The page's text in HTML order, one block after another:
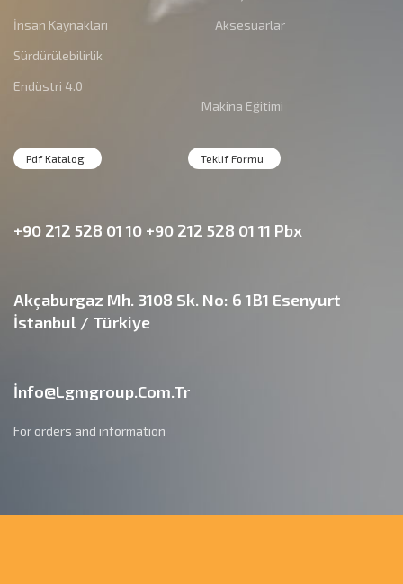
İnsan Kaynakları
Sürdürülebilirlik
Endüstri 4.0
Aksesuarlar
Makina Eğitimi
Pdf Katalog Teklif Formu
+90 212 528 01 10 +90 212 528 01 11 Pbx
Akçaburgaz Mh. 3108 Sk. No: 6 1B1 Esenyurt
İstanbul / Türkiye
İnfo@lgmgroup.com.tr
For orders and information